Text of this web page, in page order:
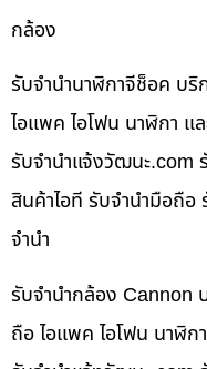
กล้อง
รับจำนำนาฬิกาจีช็อค บริ
ไอแพค ไอโฟน นาฬิกา แ
รับจํานําแจ้งวัฒนะ.com
สินค้าไอที รับจำนำมือถือ
จำนำ
รับจำนำกล้อง Cannon
ถือ ไอแพค ไอโฟน นาฬิ